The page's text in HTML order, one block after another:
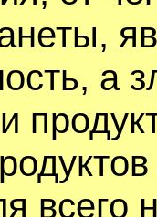
а
всего